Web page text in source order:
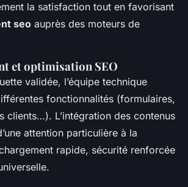
la satisfaction tout en favorisant
seo auprès des moteurs de
et optimisation SEO
validée, l’équipe technique
fonctionnalités (formulaires,
clients…). L’intégration des contenus
attention particulière à la
rapide, sécurité renforcée